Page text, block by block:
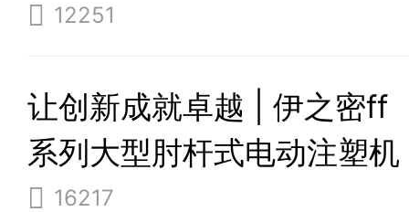
12251
让创新成就卓越 | 伊之密ff
系列大型肘杆式电动注塑机
16217